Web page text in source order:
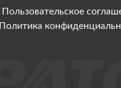
Пользовательское
Политика